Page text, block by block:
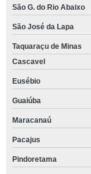
São G. do Rio Abaixo
São José da Lapa
Taquaraçu de Minas
Cascavel
Eusébio
Guaiúba
Maracanaú
Pacajus
Pindoretama